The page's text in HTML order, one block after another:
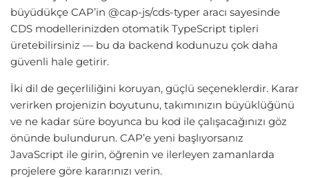
büyüdükçe CAP’in @cap-js/cds-typer aracı sayesinde
CDS modellerinizden otomatik TypeScript tipleri
üretebilirsiniz — bu da backend kodunuzu çok daha
güvenli hale getirir.
İki dil de geçerliliğini koruyan, güçlü seçeneklerdir. Karar
verirken projenizin boyutunu, takımınızın büyüklüğünü
ve ne kadar süre boyunca bu kod ile çalışacağınızı göz
önünde bulundurun. CAP’e yeni başlıyorsanız
JavaScript ile girin, öğrenin ve ilerleyen zamanlarda
projelere göre kararınızı verin.